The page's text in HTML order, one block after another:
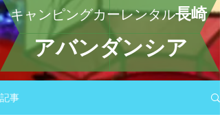
キャンピングカーレンタル長崎
アバンダンシア
記事